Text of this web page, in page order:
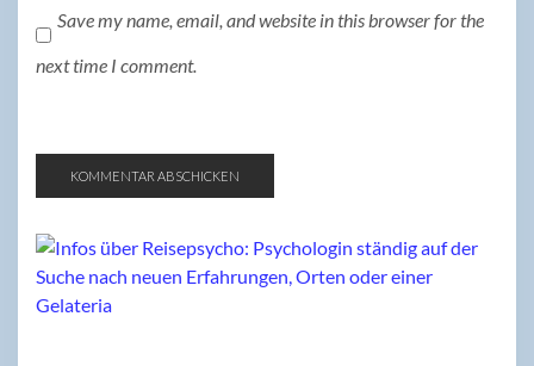
Save my name, email, and website in this browser for the
next time I comment.